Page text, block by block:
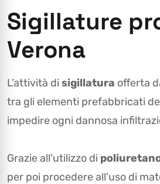
Sigillature
Verona
L’attività di sigillatura offerta
tra gli elementi prefabbricati
impedire ogni dannosa
Grazie all'utilizzo di
per poi procedere all'uso di